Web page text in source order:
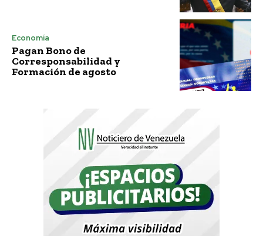
Economía
Pagan Bono de
Corresponsabilidad y
Formación de agosto